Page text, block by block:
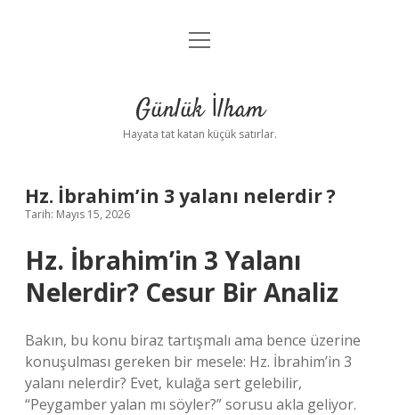
Anasayfa
Yasal Uyarı
menüyü
Günlük İlham
Hayata tat katan küçük satırlar.
Hz. İbrahim’in 3 yalanı nelerdir ?
Tarih: Mayıs 15, 2026
Hz. İbrahim’in 3 Yalanı
Nelerdir? Cesur Bir Analiz
Bakın, bu konu biraz tartışmalı ama bence üzerine
konuşulması gereken bir mesele: Hz. İbrahim’in 3
yalanı nelerdir? Evet, kulağa sert gelebilir,
“Peygamber yalan mı söyler?” sorusu akla geliyor.